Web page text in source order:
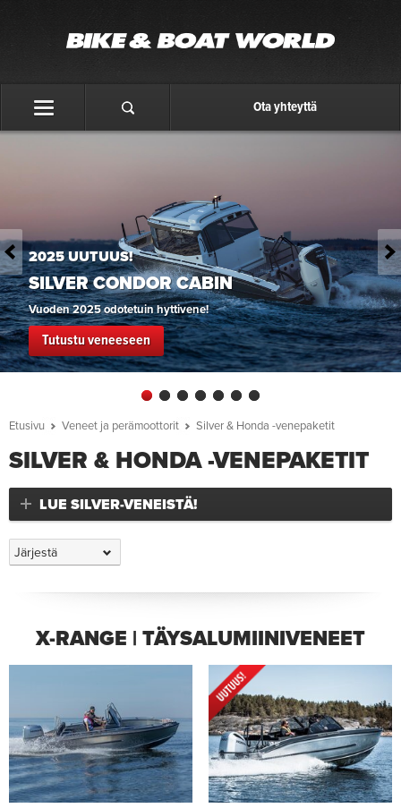
Ota yhteyttä
CONDOR CABIN
odotetuin hyttivene!
Tutustu
Etusivu Veneet ja perämoottorit Silver & Honda -venepaketit
SILVER & HONDA -VENEPAKETIT
LUE SILVER-VENEISTÄ!
X-RANGE | TÄYSALUMIINIVENEET